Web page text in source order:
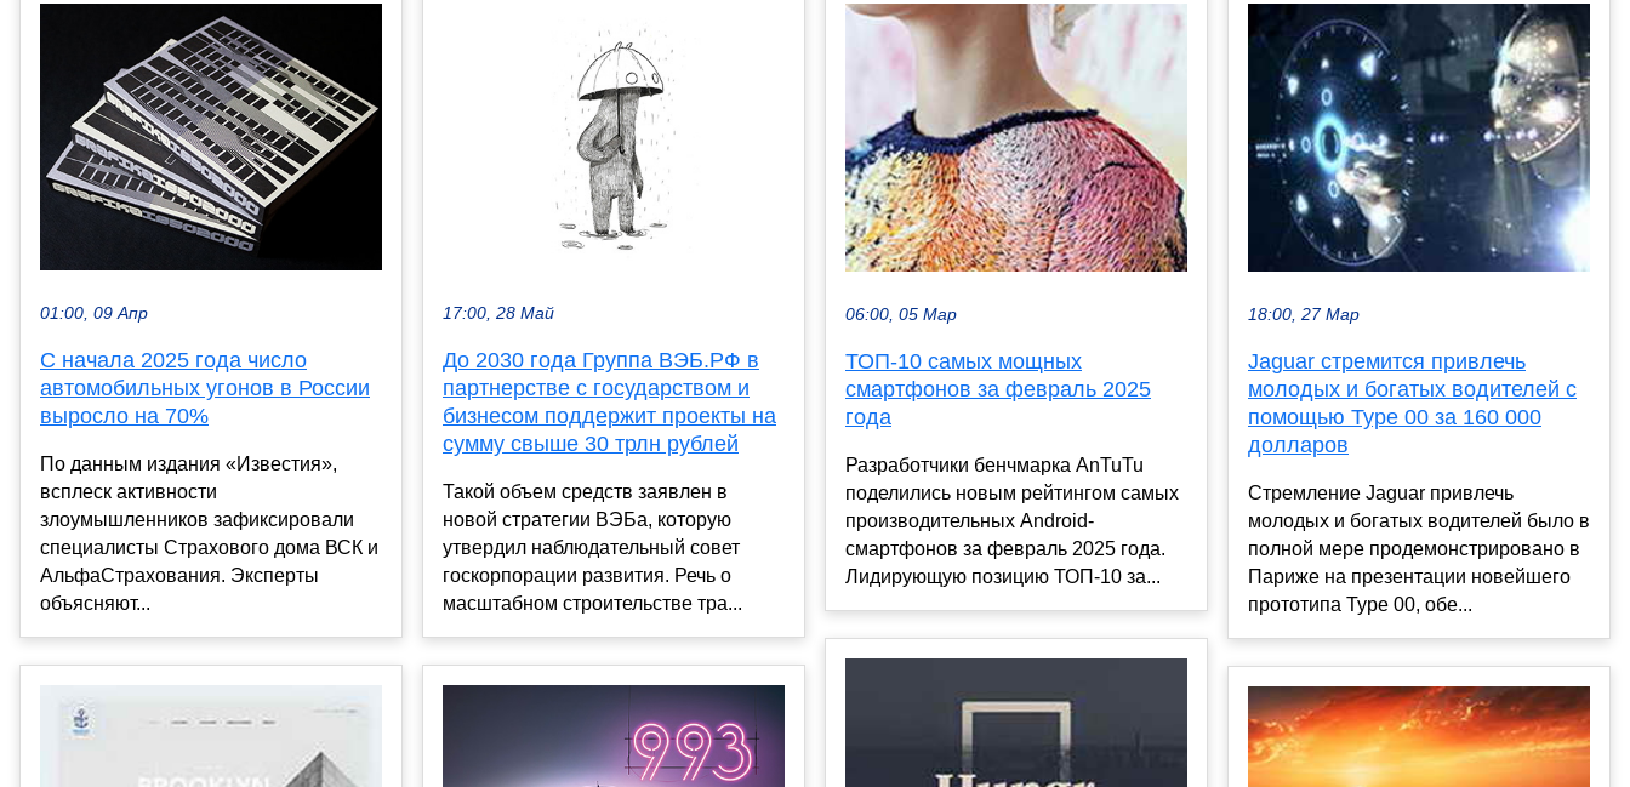
01:00, 09 Апр
С начала 2025 года число
автомобильных угонов в России
выросло на 70%
По данным издания «Известия»,
всплеск активности
злоумышленников зафиксировали
специалисты Страхового дома ВСК и
АльфаСтрахования. Эксперты
объясняют...
17:00, 28 Май
До 2030 года Группа ВЭБ.РФ в
партнерстве с государством и
бизнесом поддержит проекты на
сумму свыше 30 трлн рублей
Такой объем средств заявлен в
новой стратегии ВЭБа, которую
утвердил наблюдательный совет
госкорпорации развития. Речь о
масштабном строительстве тра...
06:00, 05 Мар
ТОП-10 самых мощных
смартфонов за февраль 2025
года
Разработчики бенчмарка AnTuTu
поделились новым рейтингом самых
производительных Android-
смартфонов за февраль 2025 года.
Лидирующую позицию ТОП-10 за...
18:00, 27 Мар
Jaguar стремится привлечь
молодых и богатых водителей с
помощью Type 00 за 160 000
долларов
Стремление Jaguar привлечь
молодых и богатых водителей было в
полной мере продемонстрировано в
Париже на презентации новейшего
прототипа Type 00, обе...